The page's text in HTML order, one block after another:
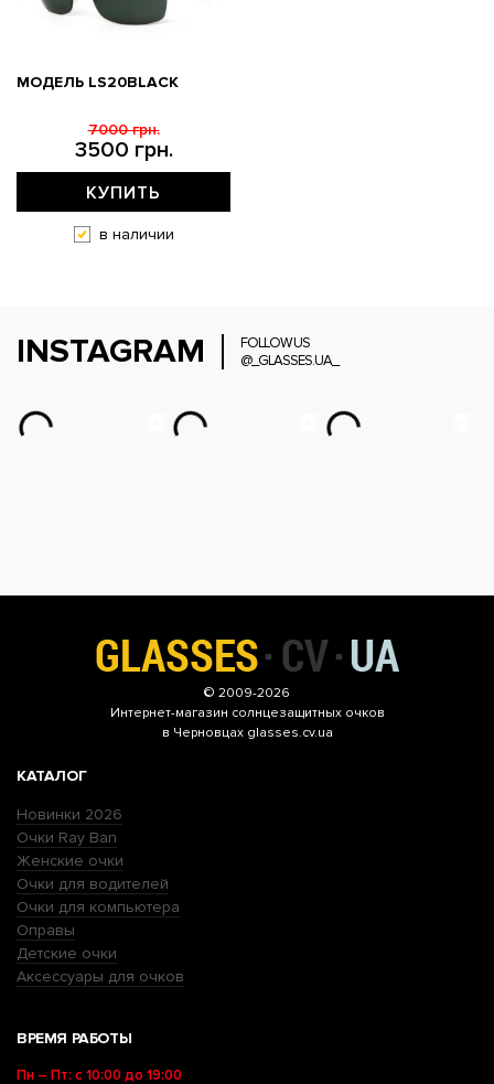
МОДЕЛЬ LS20BLACK
3500 грн.
7000 грн.
КУПИТЬ
в наличии
INSTAGRAM
FOLLOW US
@_GLASSES.UA_
© 2009-2026
Интернет-магазин солнцезащитных очков
в Черновцах glasses.cv.ua
КАТАЛОГ
Новинки 2026
Очки Ray Ban
Женские очки
Очки для водителей
Очки для компьютера
Оправы
Детские очки
Аксессуары для очков
ВРЕМЯ РАБОТЫ
Пн – Пт: с 10:00 до 19:00